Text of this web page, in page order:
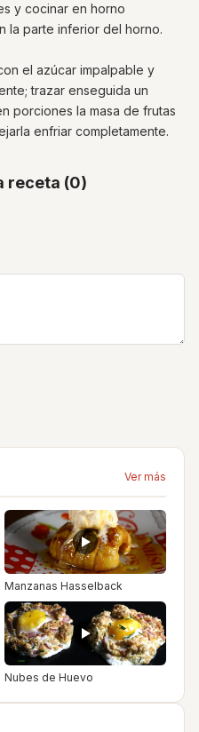
y cocinar en horno
la parte inferior del horno.
el azúcar impalpable y
trazar enseguida un
porciones la masa de frutas
enfriar completamente.
receta (0)
Ver más
Manzanas Hasselback
Nubes de Huevo